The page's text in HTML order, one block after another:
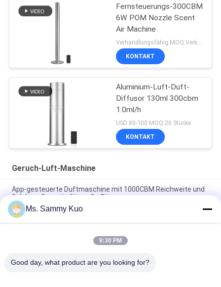
Fernsteuerungs-300CBM
6W POM Nozzle Scent
Air Machine
Verhandlungsfähig MOQ:Verkäuflich
KONTAKT
Aluminium-Luft-Duft-
Diffusor 130ml 300cbm
1.0ml/h
USD 80-100 MOQ:20 Stücke
KONTAKT
Geruch-Luft-Maschine
App-gesteuerte Duftmaschine mit 1000CBM Reichweite und
2 Jahren Garantie für große Räume
App-gesteuerte Duftluftmaschine mit 500CBM-Abdeckung
und langlebiger Metallhülle für kommerzielle Verwendung
WIFI 4G APP Steuerung 150ml Kapazität Leiser Betrieb Duft
Ms. Sammy Kuo
9:30 PM
Good day, what product are you looking for?